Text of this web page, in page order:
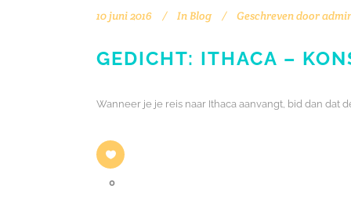
10 juni 2016 In Blog Geschreven door
GEDICHT: ITHACA –
Wanneer je je reis naar Ithaca aanvangt, bid dan dat
0